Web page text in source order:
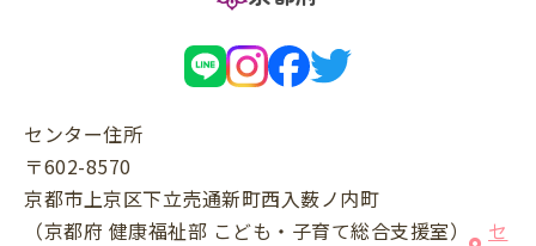
センター住所
〒602-8570
京都市上京区下立売通新町西入薮ノ内町
（京都府 健康福祉部 こども・子育て総合支援室）
セ